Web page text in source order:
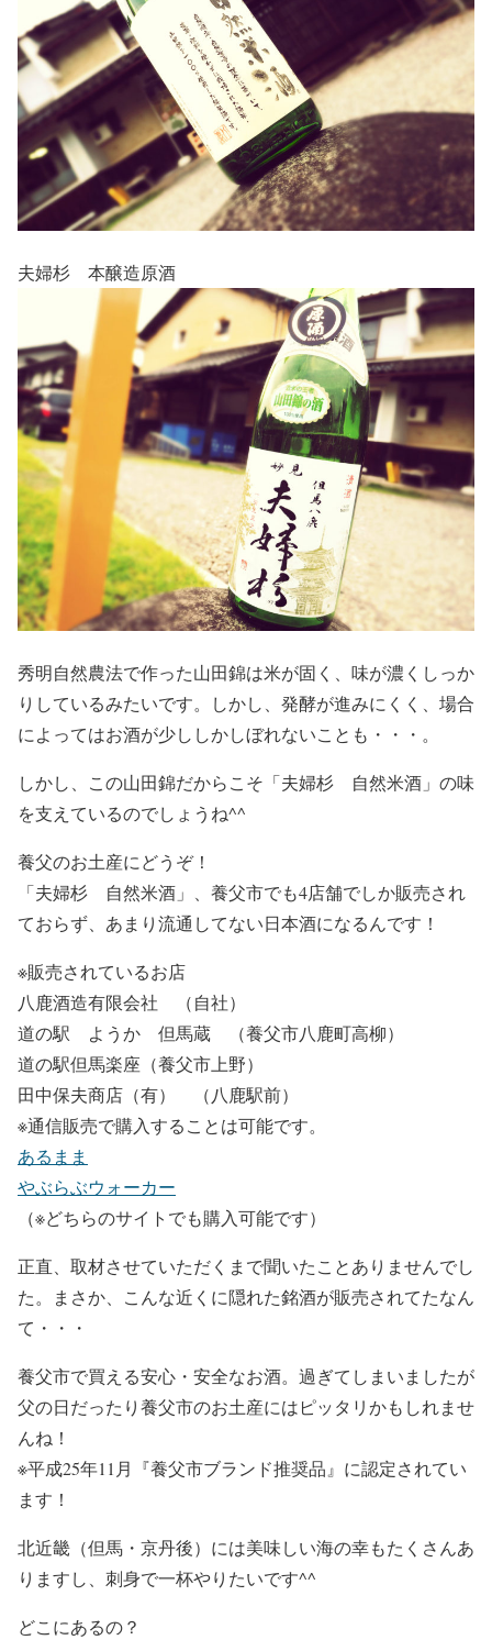
夫婦杉 本醸造原酒
秀明自然農法で作った山田錦は米が固く、味が濃くしっか
りしているみたいです。しかし、発酵が進みにくく、場合
によってはお酒が少ししかしぼれないことも・・・。
しかし、この山田錦だからこそ「夫婦杉 自然米酒」の味
を支えているのでしょうね^^
養父のお土産にどうぞ！
「夫婦杉 自然米酒」、 養父市でも4店舗でしか販売され
ておらず 、あまり流通してない日本酒になるんです！
※販売されているお店
八鹿酒造有限会社 （自社）
道の駅 ようか 但馬蔵 （養父市八鹿町高柳）
道の駅但馬楽座（養父市上野）
田中保夫商店（有） （八鹿駅前）
※通信販売で購入することは可能です。
あるまま
やぶらぶウォーカー
（※どちらのサイトでも購入可能です）
正直、取材させていただくまで聞いたことありませんでし
た。まさか、こんな近くに隠れた銘酒が販売されてたなん
て・・・
養父市で買える安心・安全なお酒。過ぎてしまいましたが
父の日だったり養父市のお土産にはピッタリかもしれませ
んね！
※平成25年11月『養父市ブランド推奨品』に認定されてい
ます！
北近畿（但馬・京丹後）には美味しい海の幸もたくさんあ
りますし、刺身で一杯やりたいです^^
どこにあるの？